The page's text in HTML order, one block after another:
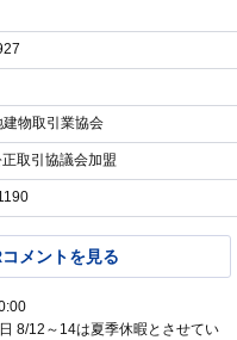
建物取引業協会
取引協議会加盟
コメントを見る
8/12～14は夏季休暇とさせてい